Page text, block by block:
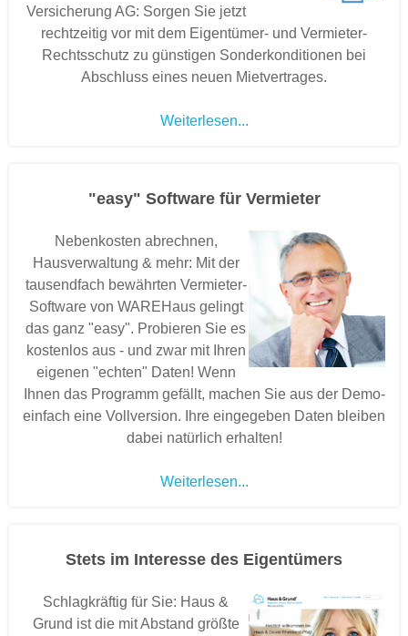
Versicherung AG: Sorgen Sie jetzt
rechtzeitig vor mit dem Eigentümer- und Vermieter-
Rechtsschutz zu günstigen Sonderkonditionen bei
Abschluss eines neuen Mietvertrages.
Weiterlesen...
"easy" Software für Vermieter
Nebenkosten abrechnen,
Hausverwaltung & mehr: Mit der
tausendfach bewährten Vermieter-
Software von WAREHaus gelingt
das ganz "easy". Probieren Sie es
kostenlos aus - und zwar mit Ihren
eigenen "echten" Daten! Wenn
Ihnen das Programm gefällt, machen Sie aus der Demo-
einfach eine Vollversion. Ihre eingegeben Daten bleiben
dabei natürlich erhalten!
Weiterlesen...
Stets im Interesse des Eigentümers
Schlagkräftig für Sie: Haus &
Grund ist die mit Abstand größte